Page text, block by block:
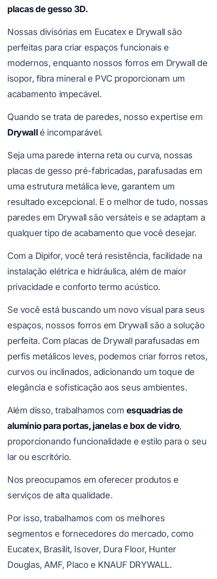
placas de gesso 3D.
Nossas divisórias em Eucatex e Drywall são
perfeitas para criar espaços funcionais e
modernos, enquanto nossos forros em Drywall de
isopor, fibra mineral e PVC proporcionam um
acabamento impecável.
Quando se trata de paredes, nosso expertise em
Drywall é incomparável.
Seja uma parede interna reta ou curva, nossas
placas de gesso pré-fabricadas, parafusadas em
uma estrutura metálica leve, garantem um
resultado excepcional. E o melhor de tudo, nossas
paredes em Drywall são versáteis e se adaptam a
qualquer tipo de acabamento que você desejar.
Com a Dipifor, você terá resistência, facilidade na
instalação elétrica e hidráulica, além de maior
privacidade e conforto termo acústico.
Se você está buscando um novo visual para seus
espaços, nossos forros em Drywall são a solução
perfeita. Com placas de Drywall parafusadas em
perfis metálicos leves, podemos criar forros retos,
curvos ou inclinados, adicionando um toque de
elegância e sofisticação aos seus ambientes.
Além disso, trabalhamos com esquadrias de
alumínio para portas, janelas e box de vidro,
proporcionando funcionalidade e estilo para o seu
lar ou escritório.
Nos preocupamos em oferecer produtos e
serviços de alta qualidade.
Por isso, trabalhamos com os melhores
segmentos e fornecedores do mercado, como
Eucatex, Brasilit, Isover, Dura Floor, Hunter
Douglas, AMF, Placo e KNAUF DRYWALL.